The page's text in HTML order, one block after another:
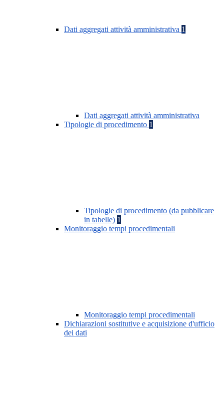
Dati aggregati attività amministrativa 1
Dati aggregati attività amministrativa
Tipologie di procedimento 1
Tipologie di procedimento (da pubblicare
in tabelle) 1
Monitoraggio tempi procedimentali
Monitoraggio tempi procedimentali
Dichiarazioni sostitutive e acquisizione d'ufficio
dei dati